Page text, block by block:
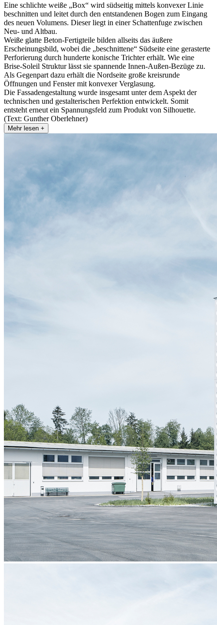
Eine schlichte weiße „Box“ wird südseitig mittels konvexer Linie
beschnitten und leitet durch den entstandenen Bogen zum Eingang
des neuen Volumens. Dieser liegt in einer Schattenfuge zwischen
Neu- und Altbau.
Weiße glatte Beton-Fertigteile bilden allseits das äußere
Erscheinungsbild, wobei die „beschnittene“ Südseite eine gerasterte
Perforierung durch hunderte konische Trichter erhält. Wie eine
Brise-Soleil Struktur lässt sie spannende Innen-Außen-Bezüge zu.
Als Gegenpart dazu erhält die Nordseite große kreisrunde
Öffnungen und Fenster mit konvexer Verglasung.
Die Fassadengestaltung wurde insgesamt unter dem Aspekt der
technischen und gestalterischen Perfektion entwickelt. Somit
entsteht erneut ein Spannungsfeld zum Produkt von Silhouette.
(Text: Gunther Oberlehner)
Mehr lesen +